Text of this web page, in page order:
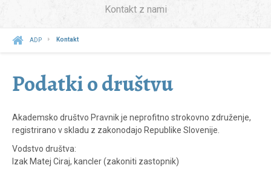
Kontakt z nami
ADP Kontakt
Podatki o društvu
Akademsko društvo Pravnik je neprofitno strokovno združenje,
registrirano v skladu z zakonodajo Republike Slovenije.
Vodstvo društva:
Izak Matej Ciraj, kancler (zakoniti zastopnik)